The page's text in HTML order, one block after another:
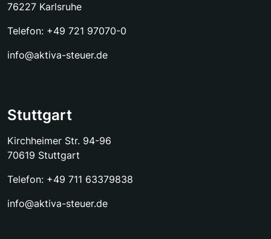
76227 Karlsruhe
Telefon: +49 721 97070-0
info@aktiva-steuer.de
Stuttgart
Kirchheimer Str. 94-96
70619 Stuttgart
Telefon: +49 711 63379838
info@aktiva-steuer.de